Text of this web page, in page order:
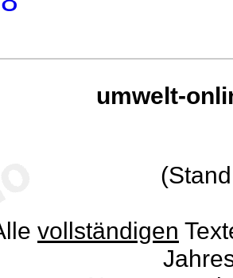
umwelt-
vollständigen